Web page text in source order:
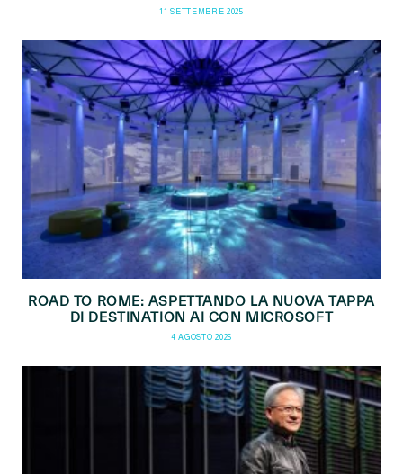
11 SETTEMBRE 2025
ROAD TO ROME: ASPETTANDO LA NUOVA TAPPA
DI DESTINATION AI CON MICROSOFT
4 AGOSTO 2025